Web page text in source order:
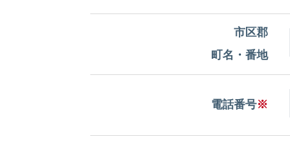
市区郡
町名・番地
電話番号※